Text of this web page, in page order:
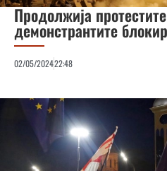
Продолжија
демонстрантите
02/05/202422:48